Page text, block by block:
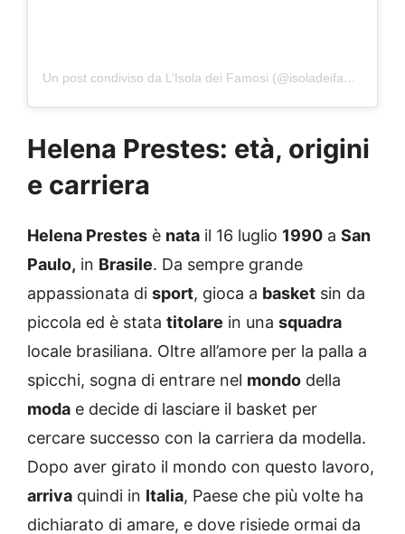
Un post condiviso da L’Isola dei Famosi (@isoladeifamosi)
Helena Prestes: età, origini
e carriera
Helena Prestes è nata il 16 luglio 1990 a San
Paulo, in Brasile. Da sempre grande
appassionata di sport, gioca a basket sin da
piccola ed è stata titolare in una squadra
locale brasiliana. Oltre all’amore per la palla a
spicchi, sogna di entrare nel mondo della
moda e decide di lasciare il basket per
cercare successo con la carriera da modella.
Dopo aver girato il mondo con questo lavoro,
arriva quindi in Italia, Paese che più volte ha
dichiarato di amare, e dove risiede ormai da